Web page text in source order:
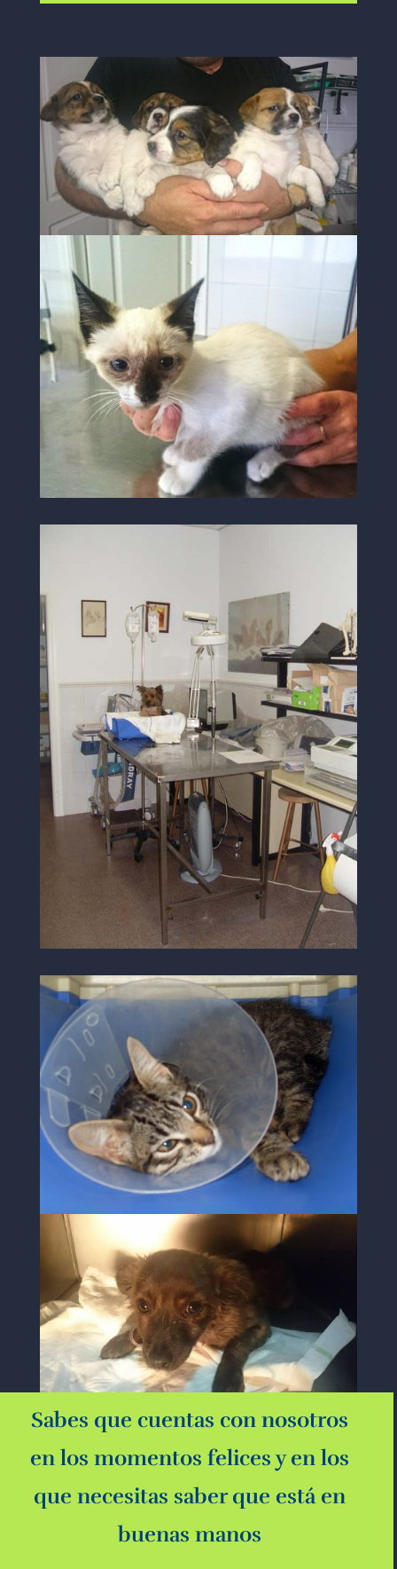
Sabes que cuentas con nosotros
en los momentos felices y en los
que necesitas saber que está en
buenas manos